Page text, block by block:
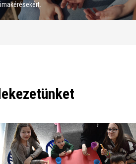
imakérésekért.